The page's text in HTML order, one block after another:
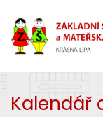
Kalendář